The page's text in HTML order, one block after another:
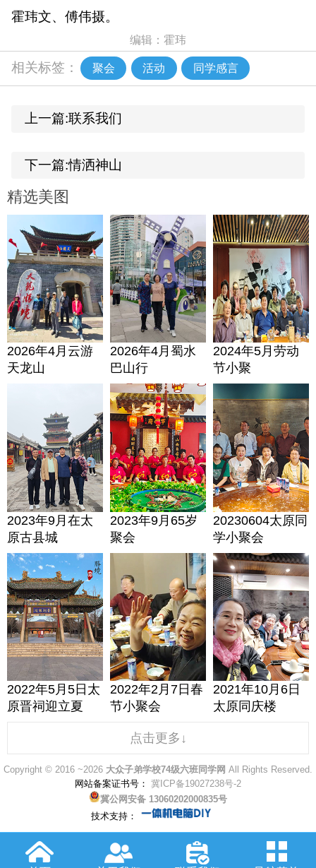
霍玮文、傅伟摄。
编辑：霍玮
相关标签： 聚会 活动 同学感言
上一篇:联系我们
下一篇:情洒神山
精选美图
2026年4月云游
天龙山
2026年4月蜀水
巴山行
2024年5月劳动
节小聚
2023年9月在太
原古县城
2023年9月65岁
聚会
20230604太原同
学小聚会
2022年5月5日太
原晋祠迎立夏
2022年2月7日春
节小聚会
2021年10月6日
太原同庆楼
点击更多↓
Copyright © 2016 ~2026 大众子弟学校74级六班同学网 All Rights Reserved.
网站备案证书号： 冀ICP备19027238号-2
冀公网安备 13060202000835号
技术支持：